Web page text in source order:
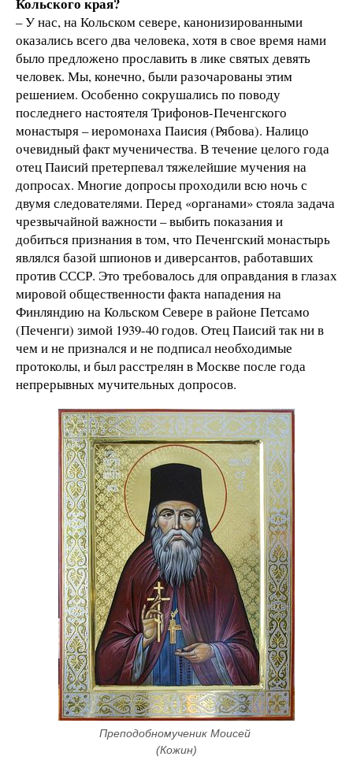
– У нас, на Кольском севере, канонизированными
оказались всего два человека, хотя в свое время нами
было предложено прославить в лике святых девять
человек. Мы, конечно, были разочарованы этим
решением. Особенно сокрушались по поводу
последнего настоятеля Трифонов-Печенгского
монастыря – иеромонаха Паисия (Рябова). Налицо
очевидный факт мученичества. В течение целого года
отец Паисий претерпевал тяжелейшие мучения на
допросах. Многие допросы проходили всю ночь с
двумя следователями. Перед «органами» стояла задача
чрезвычайной важности – выбить показания и
добиться признания в том, что Печенгский монастырь
являлся базой шпионов и диверсантов, работавших
против СССР. Это требовалось для оправдания в глазах
мировой общественности факта нападения на
Финляндию на Кольском Севере в районе Петсамо
(Печенги) зимой 1939-40 годов. Отец Паисий так ни в
чем и не признался и не подписал необходимые
протоколы, и был расстрелян в Москве после года
непрерывных мучительных допросов.
Преподобномученик Моисей
(Кожин)